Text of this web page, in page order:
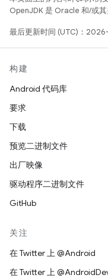
OpenJDK 是 Oracle 和/或其
最后更新时间 (UTC)：
构建
Android 代码库
要求
下载
预览二进制文件
出厂映像
驱动程序二进制文件
GitHub
关注
在 Twitter 上 @Android
在 Twitter 上